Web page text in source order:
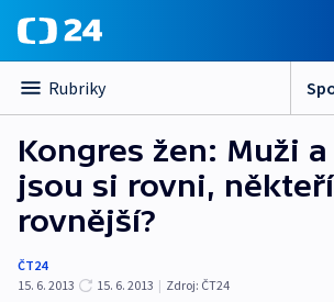
Rubriky
Kongres žen: Muži
jsou si rovni,
rovnější?
ČT24
15. 6. 2013
15. 6. 2013 | Zdroj: ČT24